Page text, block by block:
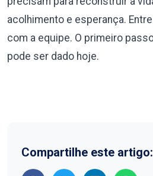
acolhimento e esperança.
com a equipe. O primeiro
pode ser dado hoje.
Compartilhe este artigo: